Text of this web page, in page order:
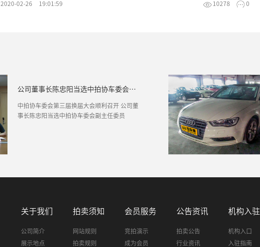
2020-02-26 19:01:59 10278 0
公司董事长陈忠阳当选中拍协车委会副主任委员
中拍协车委会第三届换届大会顺利召开 公司董
事长陈忠阳当选中拍协车委会副主任委员
关于我们
公司简介
展示地点
拍卖须知
网站规则
拍卖规则
会员服务
竞拍演示
成为会员
公告资讯
拍卖公告
行业资讯
机构入驻
机构入口
入驻指南